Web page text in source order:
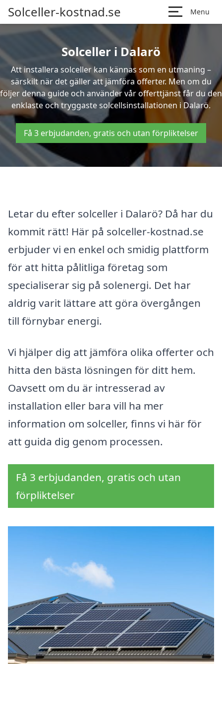
Solceller-kostnad.se Menu
Solceller i Dalarö
Att installera solceller kan kännas som en utmaning –
särskilt när det gäller att jämföra offerter. Men om du
följer denna guide och använder vår offerttjänst får du den
enklaste och tryggaste solcellsinstallationen i Dalarö.
Få 3 erbjudanden, gratis och utan förpliktelser
Letar du efter solceller i Dalarö? Då har du
kommit rätt! Här på solceller-kostnad.se
erbjuder vi en enkel och smidig plattform
för att hitta pålitliga företag som
specialiserar sig på solenergi. Det har
aldrig varit lättare att göra övergången
till förnybar energi.
Vi hjälper dig att jämföra olika offerter och
hitta den bästa lösningen för ditt hem.
Oavsett om du är intresserad av
installation eller bara vill ha mer
information om solceller, finns vi här för
att guida dig genom processen.
Få 3 erbjudanden, gratis och utan
förpliktelser